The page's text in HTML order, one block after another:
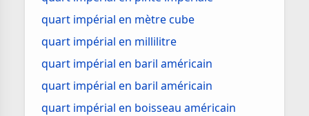
quart impérial en mètre cube
quart impérial en millilitre
quart impérial en baril américain
quart impérial en baril américain
quart impérial en boisseau américain